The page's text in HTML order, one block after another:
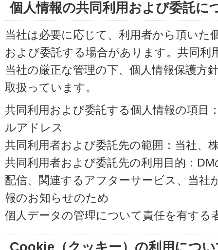
個人情報の共同利用および委託に
当社は必要に応じて、利用者から頂いた
および委託する場合があります。共同利
当社の厳正な管理の下、個人情報保護方
取扱っています。
共同利用および委託する個人情報の項目
ルアドレス
共同利用者および委託先の範囲：当社、
共同利用者および委託先の利用目的：
配信、関連するアフターサービス、当社
報のお知らせのため
個人データの管理について責任を有する
Cookie（クッキー）の利用につ